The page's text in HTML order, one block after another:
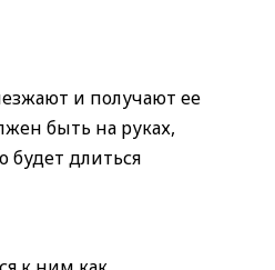
и получают ее
быть на руках,
длиться